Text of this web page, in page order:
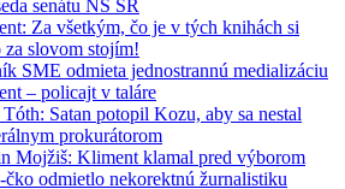
senátu NS SR
Za všetkým, čo je v tých knihách si
za slovom stojím!
SME odmieta jednostrannú medializáciu
– policajt v taláre
Tóth: Satan potopil Kozu, aby sa nestal
prokurátorom
Mojžiš: Kliment klamal pred výborom
čko odmietlo nekorektnú žurnalistiku